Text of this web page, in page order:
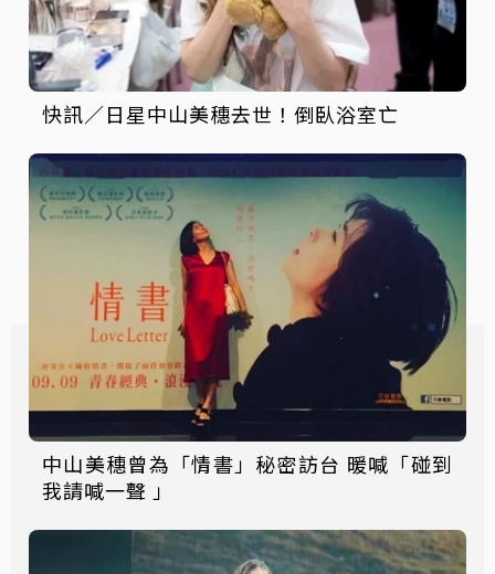
快訊／日星中山美穗去世！倒臥浴室亡
中山美穗曾為「情書」秘密訪台 暖喊「碰到
我請喊一聲 」